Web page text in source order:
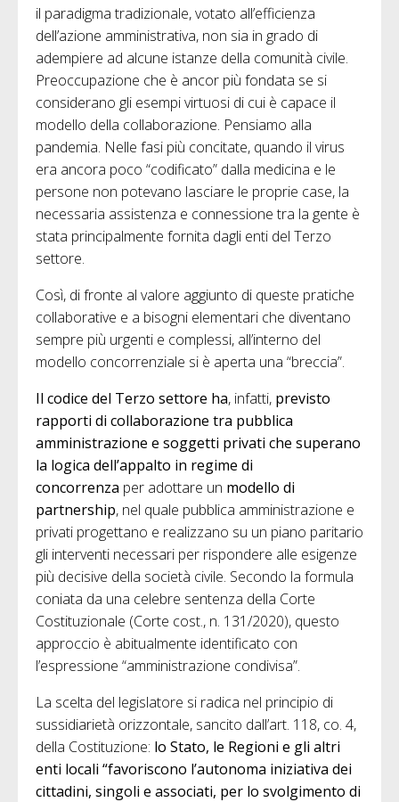
il paradigma tradizionale, votato all’efficienza
dell’azione amministrativa, non sia in grado di
adempiere ad alcune istanze della comunità civile.
Preoccupazione che è ancor più fondata se si
considerano gli esempi virtuosi di cui è capace il
modello della collaborazione. Pensiamo alla
pandemia. Nelle fasi più concitate, quando il virus
era ancora poco “codificato” dalla medicina e le
persone non potevano lasciare le proprie case, la
necessaria assistenza e connessione tra la gente è
stata principalmente fornita dagli enti del Terzo
settore.
Così, di fronte al valore aggiunto di queste pratiche
collaborative e a bisogni elementari che diventano
sempre più urgenti e complessi, all’interno del
modello concorrenziale si è aperta una “breccia”.
Il codice del Terzo settore ha, infatti, previsto
rapporti di collaborazione tra pubblica
amministrazione e soggetti privati che superano
la logica dell’appalto in regime di
concorrenza per adottare un modello di
partnership, nel quale pubblica amministrazione e
privati progettano e realizzano su un piano paritario
gli interventi necessari per rispondere alle esigenze
più decisive della società civile. Secondo la formula
coniata da una celebre sentenza della Corte
Costituzionale (Corte cost., n. 131/2020), questo
approccio è abitualmente identificato con
l’espressione “amministrazione condivisa”.
La scelta del legislatore si radica nel principio di
sussidiarietà orizzontale, sancito dall’art. 118, co. 4,
della Costituzione: lo Stato, le Regioni e gli altri
enti locali “favoriscono l’autonoma iniziativa dei
cittadini, singoli e associati, per lo svolgimento di